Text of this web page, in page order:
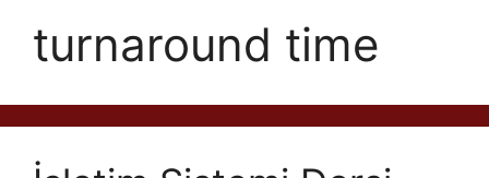
turnaround time